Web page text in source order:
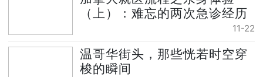
（上）：难忘的两次急诊经历
11-22
温哥华街头，那些恍若时空穿
梭的瞬间